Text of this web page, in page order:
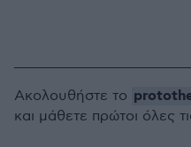
Ακολουθήστε το
και μάθετε πρώτοι όλες